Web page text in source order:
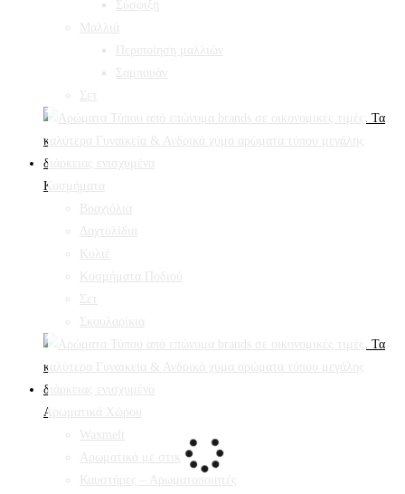
Σύσφιξη
Mαλλιά
Περιποίηση μαλλιών
Σαμπουάν
Σετ
Κοσμήματα
Βραχιόλια
Δαχτυλίδια
Κολιέ
Κοσμήματα Ποδιού
Σετ
Σκουλαρίκια
Αρωματικά Χώρου
Waxmelt
Αρωματικά με στικ
Καυστήρες – Αρωματοποιητές